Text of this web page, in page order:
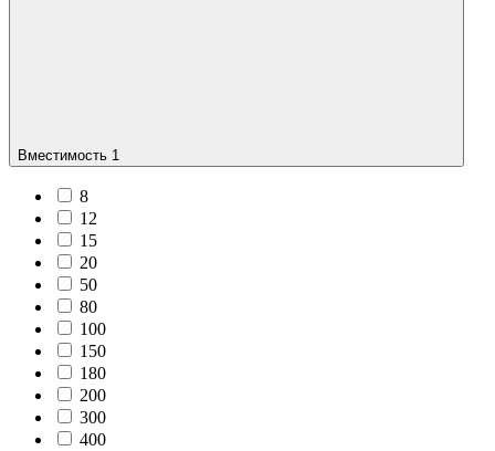
Вместимость 1
8
12
15
20
50
80
100
150
180
200
300
400